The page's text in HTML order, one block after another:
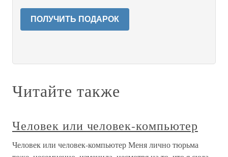
ПОЛУЧИТЬ ПОДАРОК
Читайте также
Человек или человек-компьютер
Человек или человек-компьютер Меня лично тюрьма